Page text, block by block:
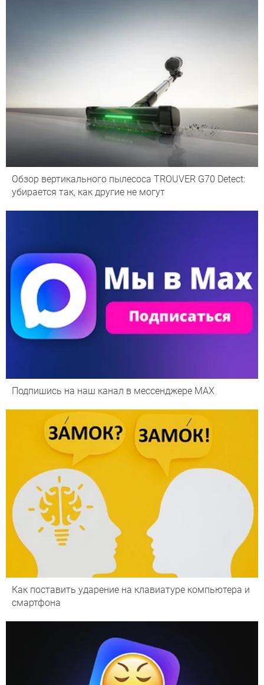
Обзор вертикального пылесоса TROUVER G70 Detect:
убирается так, как другие не могут
Подпишись на наш канал в мессенджере МАХ
Как поставить ударение на клавиатуре компьютера и
смартфона